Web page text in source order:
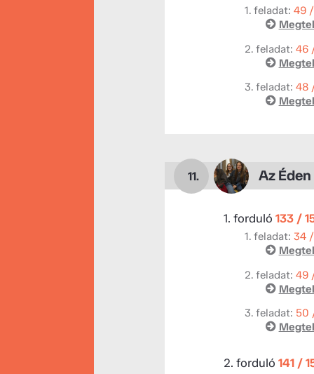
1. feladat: 49
2. feladat: 46
3. feladat: 48
11. Az
1. forduló 133 /
1. feladat: 34
2. feladat: 49
3. feladat: 50
2. forduló 141 /